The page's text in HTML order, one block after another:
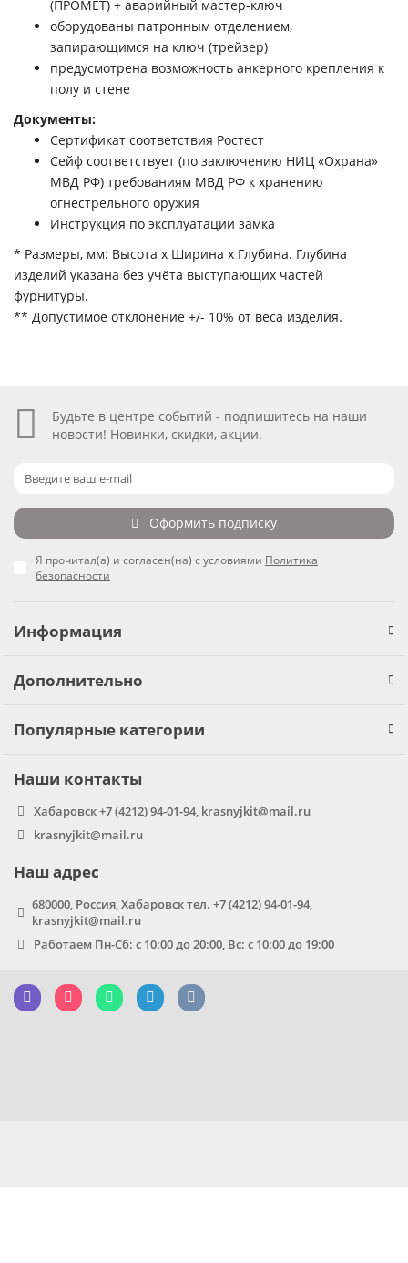
(ПРОМЕТ) + аварийный мастер-ключ
оборудованы патронным отделением,
запирающимся на ключ (трейзер)
предусмотрена возможность анкерного крепления к
полу и стене
Документы:
Сертификат соответствия Ростест
Cейф соответствует (по заключению НИЦ «Охрана»
МВД РФ) требованиям МВД РФ к хранению
огнестрельного оружия
Инструкция по эксплуатации замка
* Размеры, мм: Высота x Ширина x Глубина. Глубина
изделий указана без учёта выступающих частей
фурнитуры.
** Допустимое отклонение +/- 10% от веса изделия.
Будьте в центре событий - подпишитесь на наши
новости! Новинки, скидки, акции.
Оформить подписку
Я прочитал(а) и согласен(на) с условиями Политика
безопасности
Информация
Дополнительно
Популярные категории
Наши контакты
Хабаровск +7 (4212) 94-01-94, krasnyjkit@mail.ru
krasnyjkit@mail.ru
Наш адрес
680000, Россия, Хабаровск тел. +7 (4212) 94-01-94,
krasnyjkit@mail.ru
Работаем Пн-Сб: с 10:00 до 20:00, Вс: с 10:00 до 19:00